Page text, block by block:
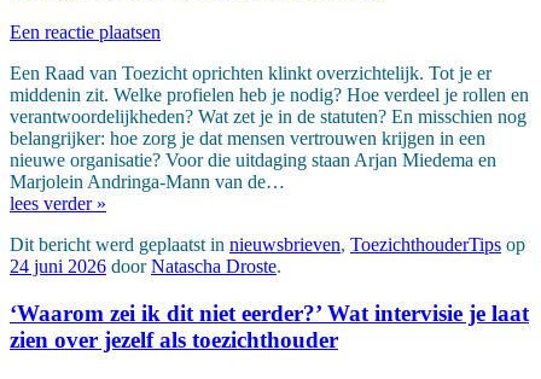
Een reactie plaatsen
Een Raad van Toezicht oprichten klinkt overzichtelijk. Tot je er
middenin zit. Welke profielen heb je nodig? Hoe verdeel je rollen en
verantwoordelijkheden? Wat zet je in de statuten? En misschien nog
belangrijker: hoe zorg je dat mensen vertrouwen krijgen in een
nieuwe organisatie? Voor die uitdaging staan Arjan Miedema en
Marjolein Andringa-Mann van de…
lees verder »
Dit bericht werd geplaatst in nieuwsbrieven, ToezichthouderTips op
24 juni 2026 doorNatascha Droste.
‘Waarom zei ik dit niet eerder?’ Wat intervisie je laat
zien over jezelf als toezichthouder